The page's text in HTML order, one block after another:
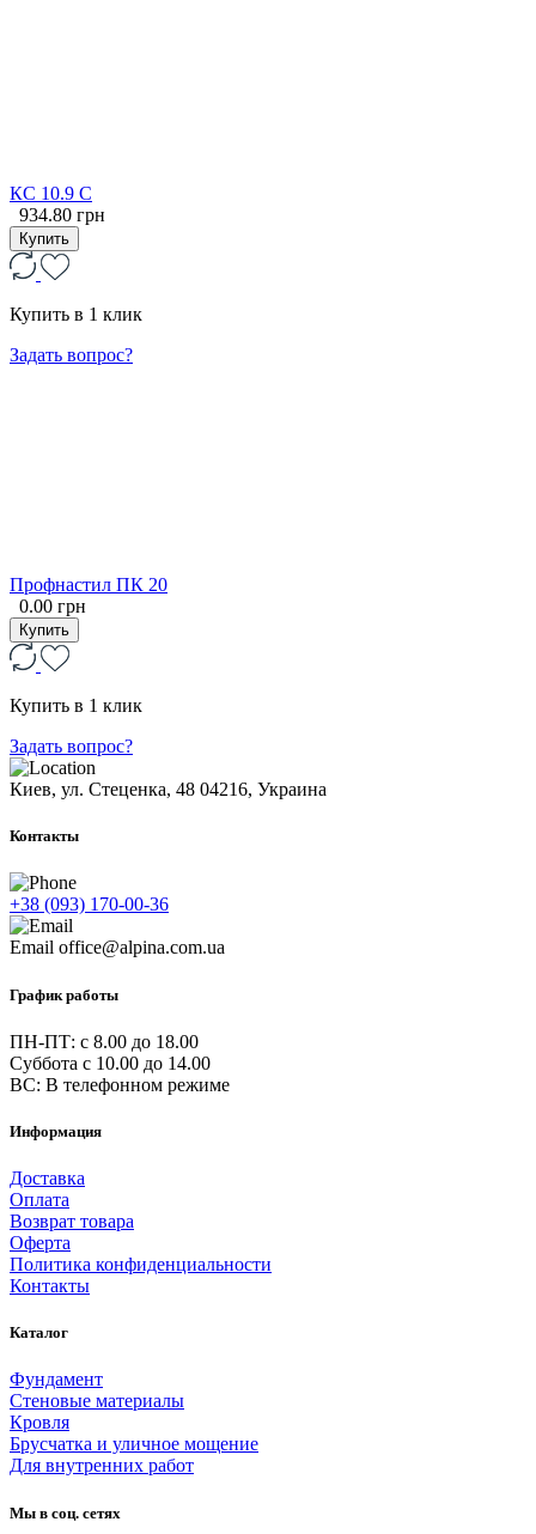
КС 10.9 С
934.80 грн
Купить
Купить в 1 клик
Задать вопрос?
Профнастил ПК 20
0.00 грн
Купить
Купить в 1 клик
Задать вопрос?
Киев, ул. Стеценка, 48 04216, Украина
Контакты
+38 (093) 170-00-36
Email office@alpina.com.ua
График работы
ПН-ПТ: c 8.00 до 18.00
Суббота с 10.00 до 14.00
ВС: В телефонном режиме
Информация
Доставка
Оплата
Возврат товара
Оферта
Политика конфиденциальности
Контакты
Каталог
Фундамент
Стеновые материалы
Кровля
Брусчатка и уличное мощение
Для внутренних работ
Мы в соц. сетях